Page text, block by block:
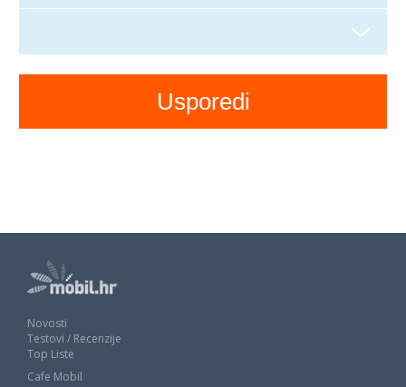
Novosti
Testovi / Recenzije
Top Liste
Cafe Mobil